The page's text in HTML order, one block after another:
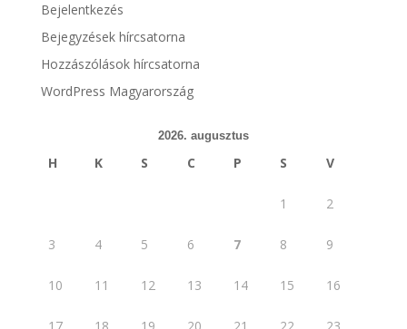
Bejelentkezés
Bejegyzések hírcsatorna
Hozzászólások hírcsatorna
WordPress Magyarország
2026. augusztus
H K S C P S V
1 2
3 4 5 6 7 8 9
10 11 12 13 14 15 16